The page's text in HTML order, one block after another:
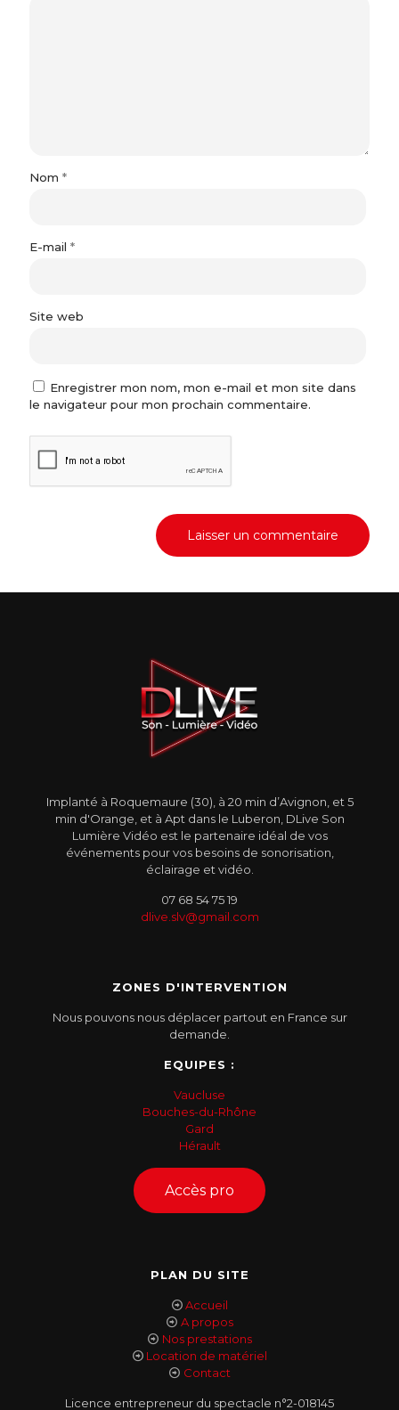
Nom *
E-mail *
Site web
Enregistrer mon nom, mon e-mail et mon site dans
le navigateur pour mon prochain commentaire.
Implanté à Roquemaure (30), à 20 min d’Avignon, et 5
min d'Orange, et à Apt dans le Luberon, DLive Son
Lumière Vidéo est le partenaire idéal de vos
événements pour vos besoins de sonorisation,
éclairage et vidéo.
07 68 54 75 19
dlive.slv@gmail.com
ZONES D'INTERVENTION
Nous pouvons nous déplacer partout en France sur
demande.
EQUIPES :
Vaucluse
Bouches-du-Rhône
Gard
Hérault
Accès pro
PLAN DU SITE
Accueil
A propos
Nos prestations
Location de matériel
Contact
Licence entrepreneur du spectacle n°2-018145